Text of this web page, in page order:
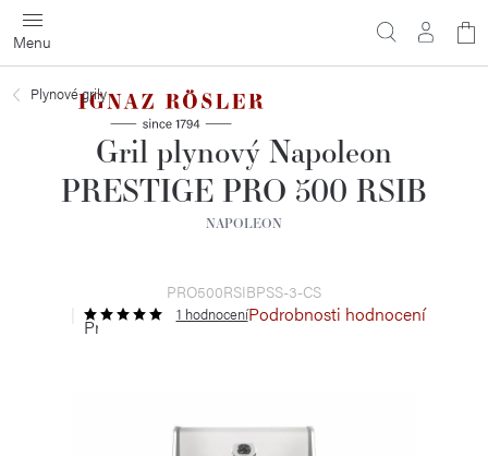
Přejít
na
obsah
Plynové grily
Gril plynový Napoleon
PRESTIGE PRO 500 RSIB
NAPOLEON
PRO500RSIBPSS-3-CS
Průměrné
hodnocení
1 hodnoceníPodrobnosti hodnocení